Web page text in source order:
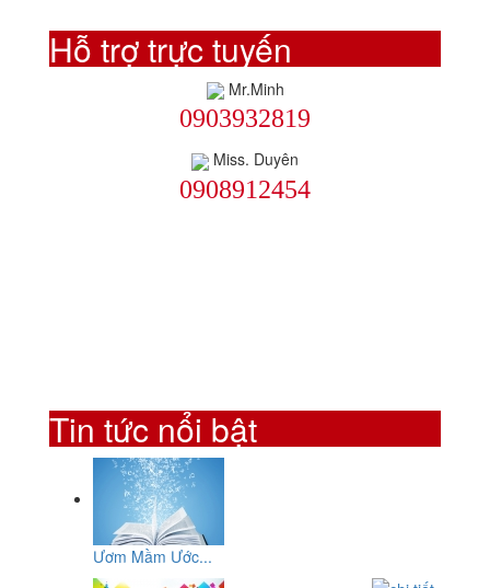
Hỗ trợ trực tuyến
Mr.Minh
0903932819
Miss. Duyên
0908912454
Tin tức nổi bật
Ươm Mầm Ước...